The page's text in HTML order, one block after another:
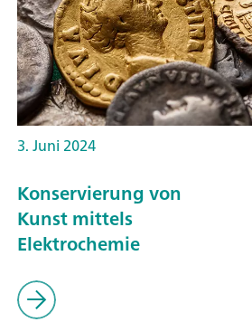
3. Juni 2024
Konservierung von
Kunst mittels
Elektrochemie